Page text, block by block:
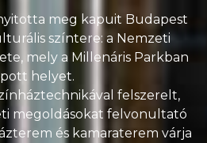
meg kapuit Budapest
színtere: a Nemzeti
mely a Millenáris Parkban
helyet.
felszerelt,
megoldásokat felvonultató
és kamaraterem várja